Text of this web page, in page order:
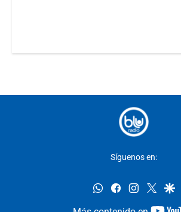
Síguenos en:
whatsappfacebookinstagram
twitter